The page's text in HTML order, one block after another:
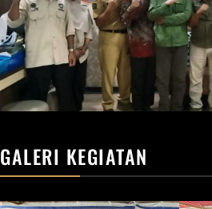
GALERI KEGIATAN